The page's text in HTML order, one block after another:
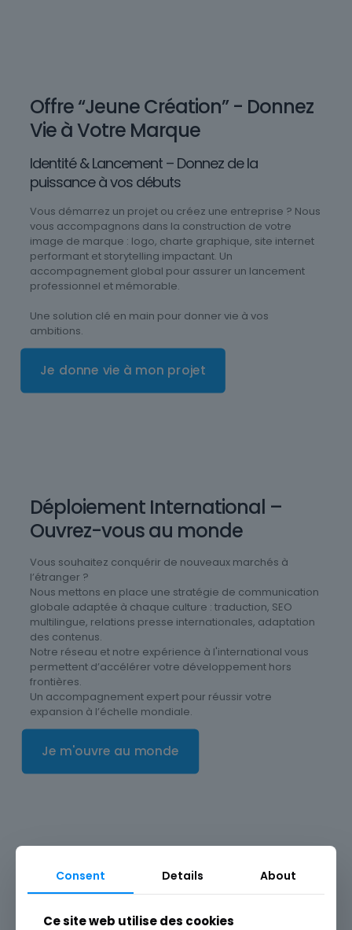
Offre “Jeune Création” - Donnez
Vie à Votre Marque
Identité & Lancement – Donnez de la
puissance à vos débuts
Vous démarrez un projet ou créez une entreprise ? Nous
vous accompagnons dans la construction de votre
image de marque : logo, charte graphique, site internet
performant et storytelling impactant. Un
accompagnement global pour assurer un lancement
professionnel et mémorable.
Une solution clé en main pour donner vie à vos
ambitions.
Je donne vie à mon projet
Déploiement International –
Ouvrez-vous au monde
Vous souhaitez conquérir de nouveaux marchés à
l’étranger ?
Nous mettons en place une stratégie de communication
globale adaptée à chaque culture : traduction, SEO
multilingue, relations presse internationales, adaptation
des contenus.
Notre réseau et notre expérience à l'international vous
permettent d’accélérer votre développement hors
frontières.
Un accompagnement expert pour réussir votre
expansion à l’échelle mondiale.
Je m'ouvre au monde
Un Partenaire de Confiance pour
Votre Croissance
Consent Details About
Ce site web utilise des cookies